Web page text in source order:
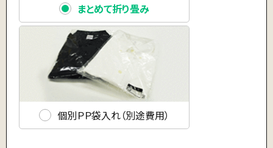
まとめて折り畳み
個別ＰＰ袋入れ（別途費用）